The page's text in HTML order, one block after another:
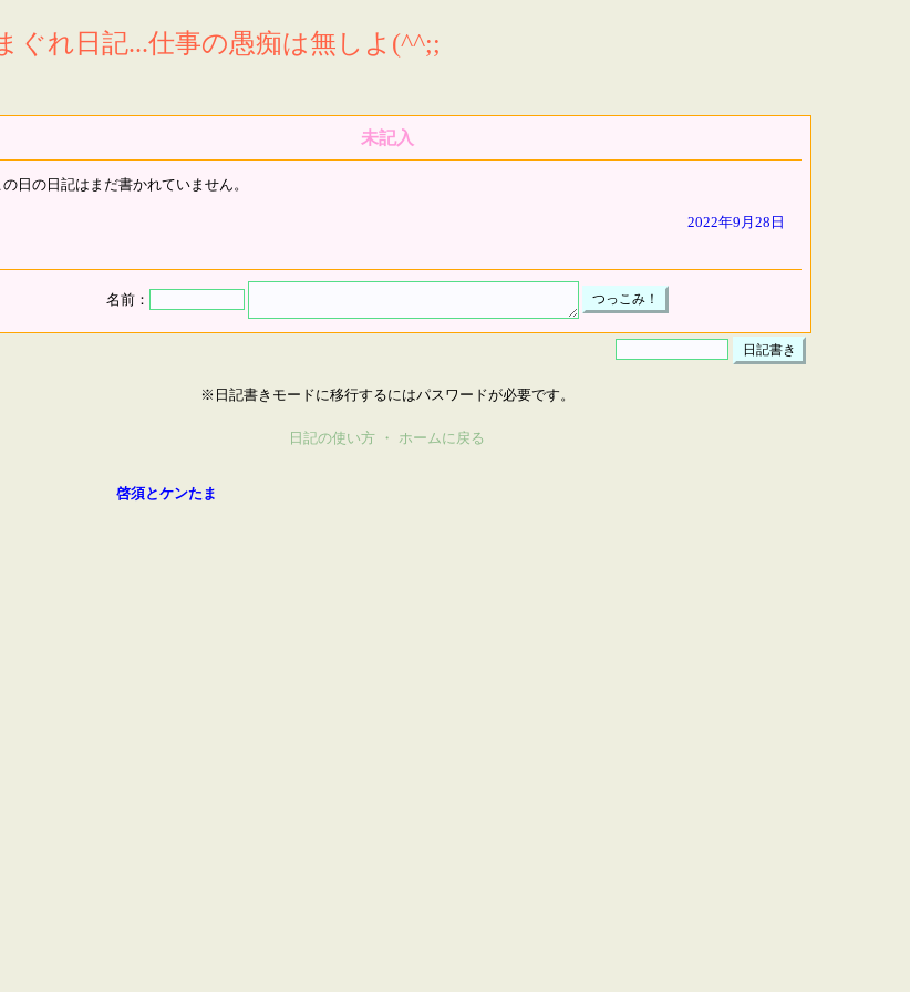
ぐれ日記...仕事の愚痴は無しよ(^^;;
未記入
の日の日記はまだ書かれていません。
2022年9月28日
名前：
※日記書きモードに移行するにはパスワードが必要です。
日記の使い方 ・ ホームに戻る
啓須とケンたま